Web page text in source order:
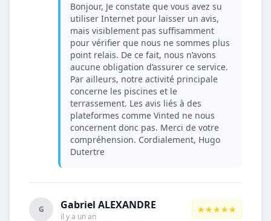
Bonjour, Je constate que vous avez su
utiliser Internet pour laisser un avis,
mais visiblement pas suffisamment
pour vérifier que nous ne sommes plus
point relais. De ce fait, nous n’avons
aucune obligation d’assurer ce service.
Par ailleurs, notre activité principale
concerne les piscines et le
terrassement. Les avis liés à des
plateformes comme Vinted ne nous
concernent donc pas. Merci de votre
compréhension. Cordialement, Hugo
Dutertre
G Gabriel ALEXANDRE
il y a un an
★★★★★